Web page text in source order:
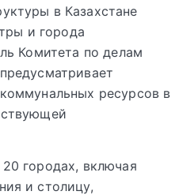
в Казахстане
и города
Комитета по делам
ресурсов в
городах, включая
и столицу,